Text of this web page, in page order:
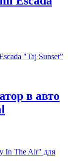
в авто